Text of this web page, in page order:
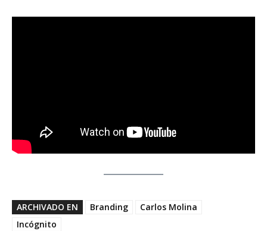
ARCHIVADO EN Branding
Carlos Molina
Incógnito